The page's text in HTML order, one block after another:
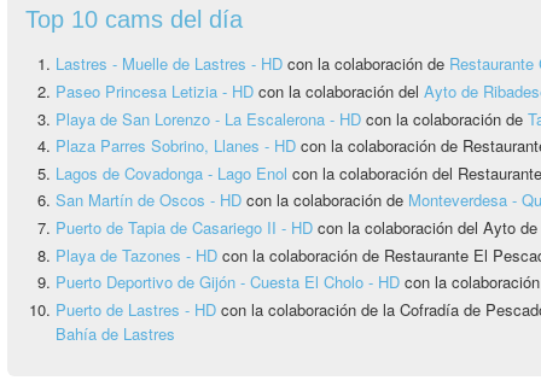
Top 10 cams del día
Lastres - Muelle de Lastres - HD con la colaboración de
Paseo Princesa Letizia - HD con la colaboración del Ayto de
Playa de San Lorenzo - La Escalerona - HD con la colaboración de
Plaza Parres Sobrino, Llanes - HD con la colaboración de
Lagos de Covadonga - Lago Enol con la colaboración del
San Martín de Oscos - HD con la colaboración de Monteverdesa -
Puerto de Tapia de Casariego II - HD con la colaboración del Ayto
Playa de Tazones - HD con la colaboración de Restaurante El
Puerto Deportivo de Gijón - Cuesta El Cholo - HD con la
Puerto de Lastres - HD con la colaboración de la Cofradía de
Bahía de Lastres